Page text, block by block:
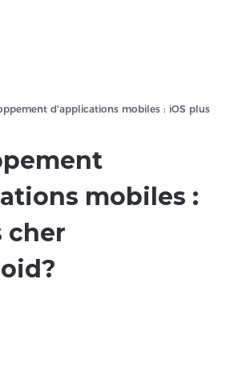
d'applications mobiles : iOS plus
mobiles :
cher